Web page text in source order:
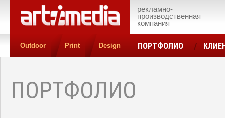
рекламно-
производственная
компания
Outdoor Print Design ПОРТФОЛИО
ПОРТФОЛИО